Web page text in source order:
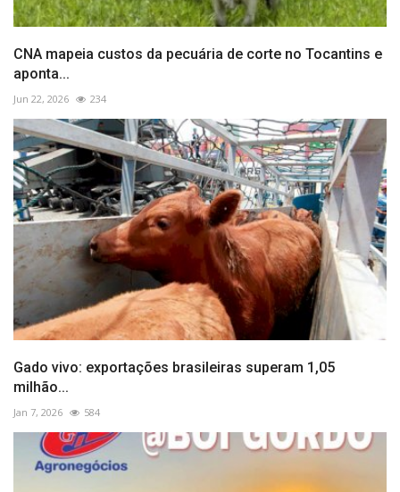
CNA mapeia custos da pecuária de corte no Tocantins e
aponta...
Jun 22, 2026 234
Gado vivo: exportações brasileiras superam 1,05
milhão...
Jan 7, 2026 584